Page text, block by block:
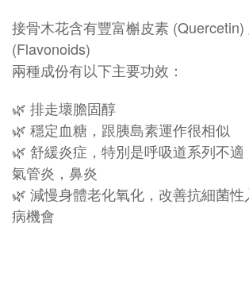
接骨木花含有豐富槲皮素 (Quercetin)
(Flavonoids)
兩種成份有以下主要功效：
🌿 排走壞膽固醇
🌿 穩定血糖，跟胰島素運作很相似
🌿 舒緩炎症，特別是呼吸道系列不
氣管炎，鼻炎
🌿 減慢身體老化氧化，改善抗細菌性
病機會